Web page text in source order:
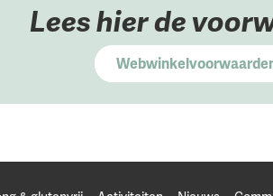
Lees hier de